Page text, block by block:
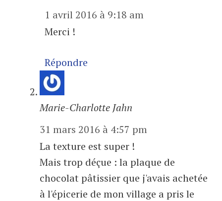
1 avril 2016 à 9:18 am
Merci !
Répondre
Marie-Charlotte Jahn
31 mars 2016 à 4:57 pm
La texture est super !
Mais trop déçue : la plaque de
chocolat pâtissier que j'avais achetée
à l'épicerie de mon village a pris le